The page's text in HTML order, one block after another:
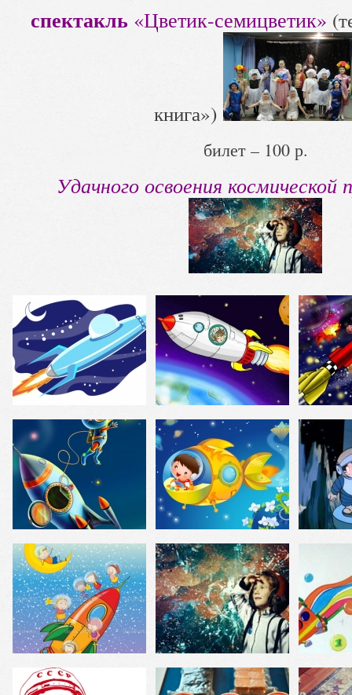
спектакль «Цветик-семицветик»
книга»)
билет – 100 р.
Удачного освоения